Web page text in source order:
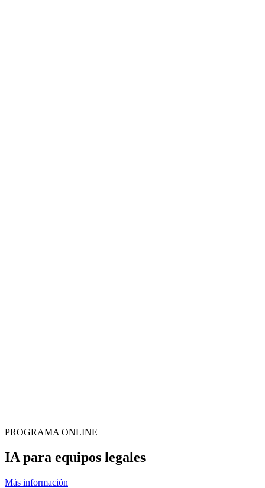
PROGRAMA ONLINE
IA para equipos legales
Más información